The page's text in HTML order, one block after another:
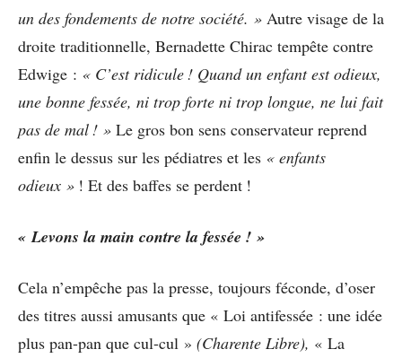
un des fondements de notre société. » Autre visage de la
droite traditionnelle, Bernadette Chirac tempête contre
Edwige : « C’est ridicule ! Quand un enfant est odieux,
une bonne fessée, ni trop forte ni trop longue, ne lui fait
pas de mal ! » Le gros bon sens conservateur reprend
enfin le dessus sur les pédiatres et les « enfants
odieux » ! Et des baffes se perdent !
« Levons la main contre la fessée ! »
Cela n’empêche pas la presse, toujours féconde, d’oser
des titres aussi amusants que « Loi antifessée : une idée
plus pan-pan que cul-cul » (Charente Libre), « La